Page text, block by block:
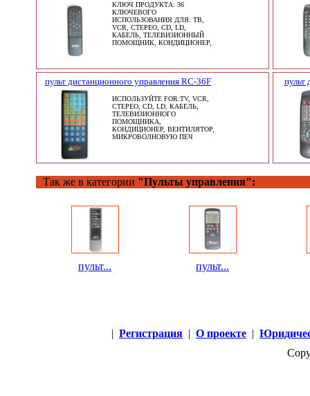
КЛЮЧ ПРОДУКТА: 36
КЛЮЧЕВОГО
ИСПОЛЬЗОВАНИЯ ДЛЯ: ТВ,
VCR, СТЕРЕО, CD, LD,
КАБЕЛЬ, ТЕЛЕВИЗИОННЫЙ
ПОМОЩНИК, КОНДИЦИОНЕР,
пульт дистанционного управления RC-36F
ИСПОЛЬЗУЙТЕ FOR:TV, VCR,
СТЕРЕО, CD, LD, КАБЕЛЬ,
ТЕЛЕВИЗИОННОГО
ПОМОЩНИКА,
КОНДИЦИОНЕР, ВЕНТИЛЯТОР,
МИКРОВОЛНОВУЮ ПЕЧ
пульт
Так же в категории "Пульты управления":
пульт... пульт...
| Регистрация | О проекте |